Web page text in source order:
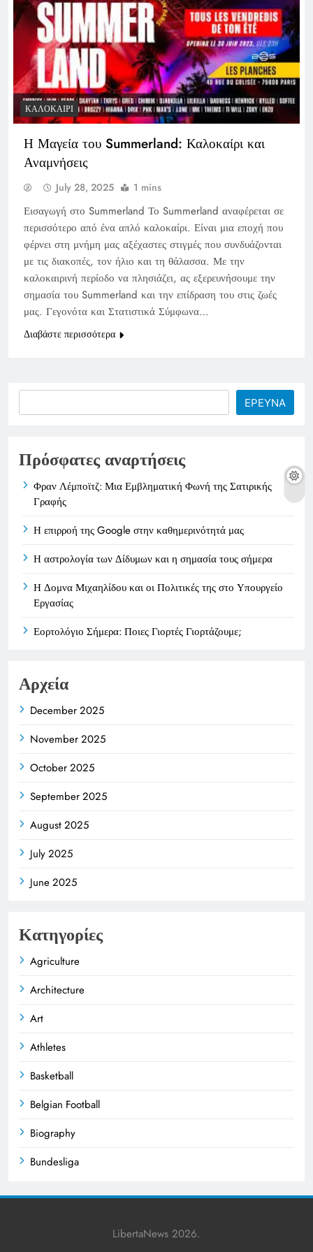
ΚΑΛΟΚΑΊΡΙ
Η Μαγεία του Summerland: Καλοκαίρι και
Αναμνήσεις
July 28, 2025 1 mins
Εισαγωγή στο Summerland Το Summerland αναφέρεται σε
περισσότερο από ένα απλό καλοκαίρι. Είναι μια εποχή που
φέρνει στη μνήμη μας αξέχαστες στιγμές που συνδυάζονται
με τις διακοπές, τον ήλιο και τη θάλασσα. Με την
καλοκαιρινή περίοδο να πλησιάζει, ας εξερευνήσουμε την
σημασία του Summerland και την επίδραση του στις ζωές
μας. Γεγονότα και Στατιστικά Σύμφωνα…
Διαβάστε περισσότερα
ΕΡΕΥΝΑ
Πρόσφατες αναρτήσεις
Φραν Λέμποϊτζ: Μια Εμβληματική Φωνή της Σατιρικής
Γραφής
Η επιρροή της Google στην καθημερινότητά μας
Η αστρολογία των Δίδυμων και η σημασία τους σήμερα
Η Δομνα Μιχαηλίδου και οι Πολιτικές της στο Υπουργείο
Εργασίας
Εορτολόγιο Σήμερα: Ποιες Γιορτές Γιορτάζουμε;
Αρχεία
December 2025
November 2025
October 2025
September 2025
August 2025
July 2025
June 2025
Κατηγορίες
Agriculture
Architecture
Art
Athletes
Basketball
Belgian Football
Biography
Bundesliga
LibertaNews 2026.